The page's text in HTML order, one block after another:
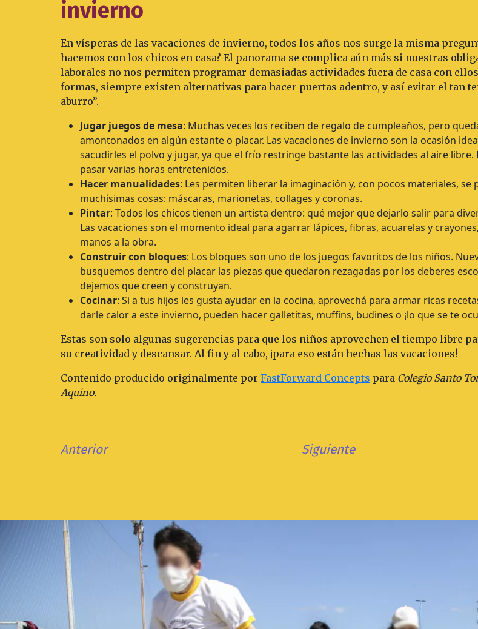
invierno
En vísperas de las vacaciones de invierno, todos los años nos surge la misma
hacemos con los chicos en casa? El panorama se complica aún más si nuestras
laborales no nos permiten programar demasiadas actividades fuera de casa con
formas, siempre existen alternativas para hacer puertas adentro, y así evitar el tan
aburro”.
Jugar juegos de mesa: Muchas veces los reciben de regalo de cumpleaños, pero
amontonados en algún estante o placar. Las vacaciones de invierno son la ocasión
sacudirles el polvo y jugar, ya que el frío restringe bastante las actividades al aire libre.
pasar varias horas entretenidos.
Hacer manualidades: Les permiten liberar la imaginación y, con pocos materiales, se
muchísimas cosas: máscaras, marionetas, collages y coronas.
Pintar: Todos los chicos tienen un artista dentro: qué mejor que dejarlo salir para
Las vacaciones son el momento ideal para agarrar lápices, fibras, acuarelas y
manos a la obra.
Construir con bloques: Los bloques son uno de los juegos favoritos de los niños.
busquemos dentro del placar las piezas que quedaron rezagadas por los deberes
dejemos que creen y construyan.
Cocinar: Si a tus hijos les gusta ayudar en la cocina, aprovechá para armar ricas
darle calor a este invierno, pueden hacer galletitas, muffins, budines o ¡lo que se te
Estas son solo algunas sugerencias para que los niños aprovechen el tiempo libre
su creatividad y descansar. Al fin y al cabo, ¡para eso están hechas las vacaciones!
Contenido producido originalmente por FastForward Concepts para Colegio Santo
Aquino.
Anterior Siguiente